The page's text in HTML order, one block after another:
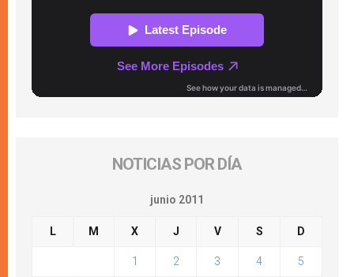
NOTICIAS POR DÍA
junio 2011
L M X J V S D
1 2 3 4 5